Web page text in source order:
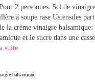
2 personnes: 5cl de
à soupe rase Ustensiles
la crème vinaigre balsamique:
et le sucre dans une
suite­­
balsamique